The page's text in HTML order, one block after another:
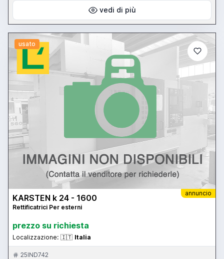
vedi di più
usato
annuncio
KARSTEN k 24 - 1600
Rettificatrici Per esterni
prezzo su richiesta
Localizzazione: 🇮🇹 Italia
25IND742